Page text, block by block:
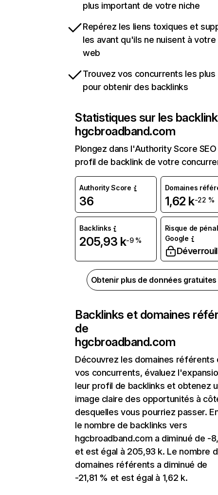
plus important de votre niche
Repérez les liens toxiques et
les avant qu'ils ne nuisent à
web
Trouvez vos concurrents les
pour obtenir des backlinks
Statistiques sur les
hgcbroadband.com
Plongez dans l'Authority Score
profil de backlink de votre
Authority Score
36
Domaines
1,62 k-22 %
Backlinks
205,93 k-9 %
Risque de
Google
Obtenir plus de données
Backlinks et domaines
de
hgcbroadband.com
Découvrez les domaines référents
vos concurrents, évaluez
leur profil de backlinks et obtenez
image claire des opportunités à
desquelles vous pourriez passer.
le nombre de backlinks vers
hgcbroadband.com a diminué de -
et est égal à 205,93 k. Le nombre
domaines référents a diminué de
-21,81 % et est égal à 1,62 k.